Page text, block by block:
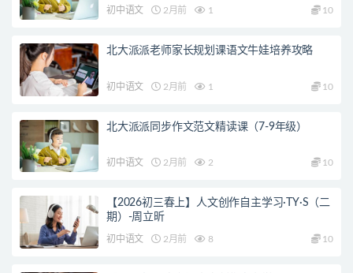
初中语文 2月前 1 10
北大派派老师家长规划课语文牛娃培养攻略
初中语文 2月前 1 10
北大派派同步作文范文精读课（7-9年级）
初中语文 2月前 2 10
【2026初三春上】人文创作自主学习·TY·S（二
期）-周立昕
初中语文 2月前 8 10